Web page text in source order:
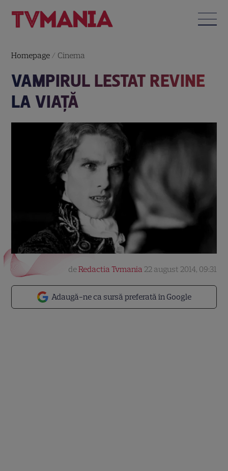
Homepage / Cinema
VAMPIRUL LESTAT REVINE
LA VIAȚĂ
Adaugă-ne ca sursă preferată în Google
deRedactia Tvmania 22 august 2014, 09:31